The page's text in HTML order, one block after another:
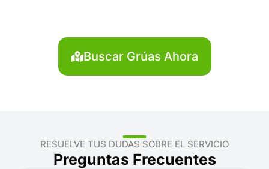
Buscar Grúas Ahora
RESUELVE TUS DUDAS SOBRE EL SERVICIO
Preguntas Frecuentes